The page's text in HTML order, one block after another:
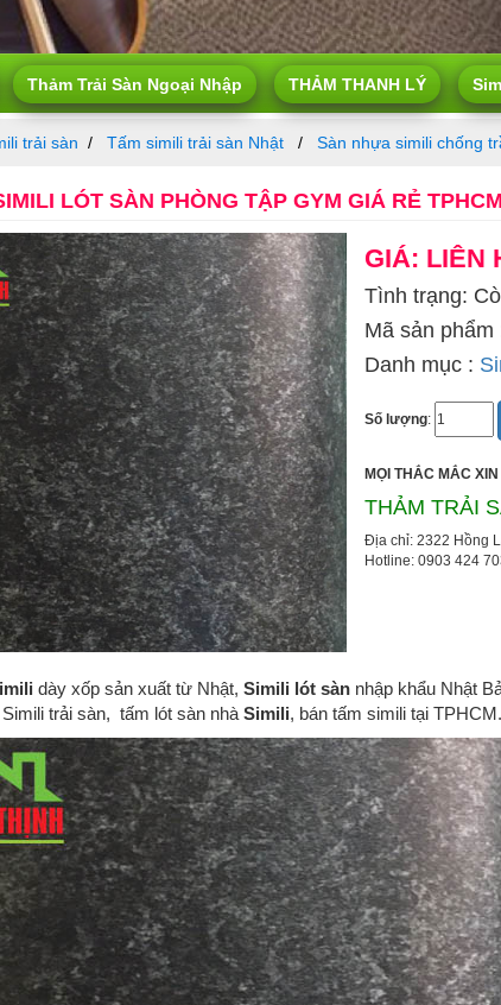
Thảm Trải Sàn Ngoại Nhập THẢM THANH LÝ
trải sàn Tấm simili trải sàn Nhật Sàn nhựa simili chống
LÓT SÀN PHÒNG TẬP GYM GIÁ RẺ TPHCM
GIÁ: LIÊN
Tình trạng:
Mã sản phẩm
Danh mục :
Số lượng:
MỌI THẮC MẮC
THẢM TRẢI
Địa chỉ: 2322 Hồng
Hotline: 0903 424
dày xốp sản xuất từ Nhật, Simili lót sàn nhập khẩu Nhật
trải sàn, tấm lót sàn nhà Simili, bán tấm simili tại TPHCM.